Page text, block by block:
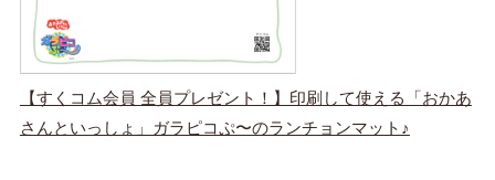
【すくコム会員 全員プレゼント！】印刷して使える「おかあ
さんといっしょ」ガラピコぷ〜のランチョンマット♪